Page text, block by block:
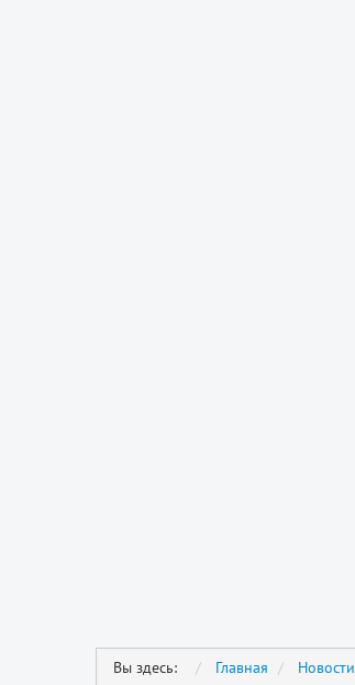
Вы здесь: Главная Новости